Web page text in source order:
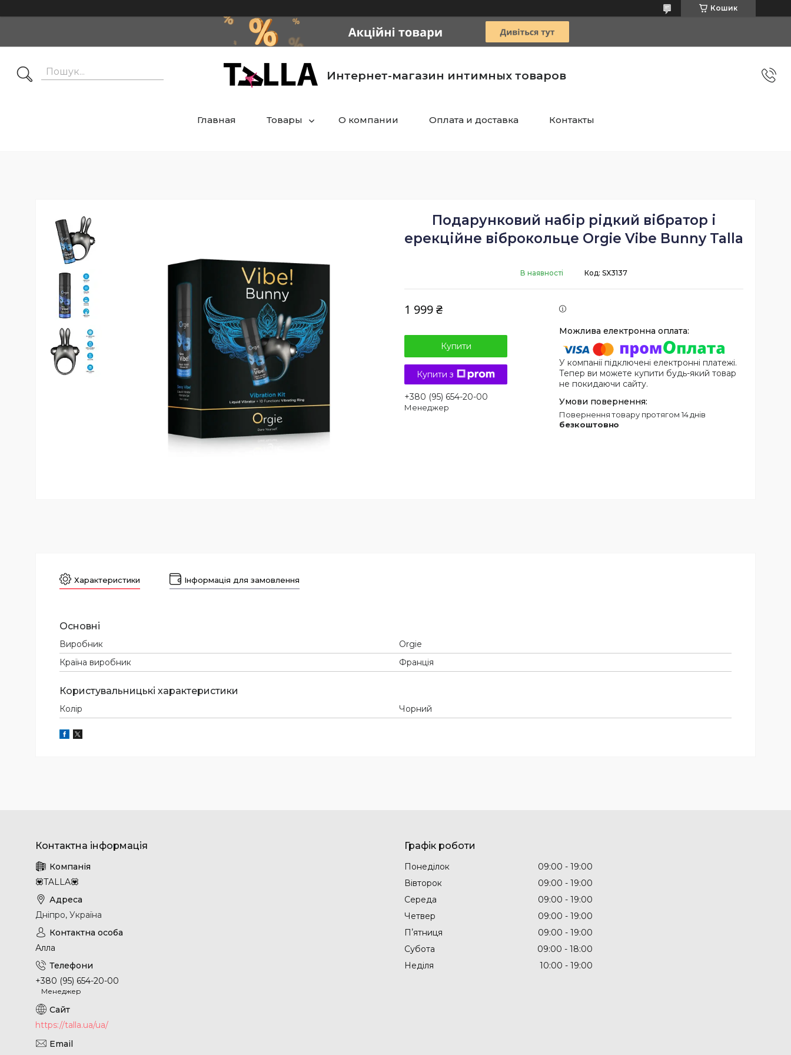
Кошик
Интернет-магазин интимных товаров
Главная Товары О компании Оплата и доставка Контакты
Подарунковий набір рідкий вібратор і
ерекційне віброкольце Orgie Vibe Bunny Talla
В наявності Код: SX3137
1 999 ₴
Купити
Купити з
+380 (95) 654-20-00
Менеджер
У компанії підключені електронні платежі.
Тепер ви можете купити будь-який товар
не покидаючи сайту.
повернення товару протягом 14 днів
безкоштовно
Характеристики Інформація для замовлення
Основні
Виробник
Orgie
Країна виробник
Франція
Користувальницькі характеристики
Колір Чорний
💟TALLA💟
Дніпро, Україна
Алла
+380 (95) 654-20-00
Менеджер
https://talla.ua/ua/
Графік роботи
Понеділок 09:00
19:00
Вівторок
09:00
19:00
Середа
09:00
19:00
Четвер
09:00
19:00
Пʼятниця
09:00
19:00
Субота
09:00
18:00
Неділя
10:00 19:00